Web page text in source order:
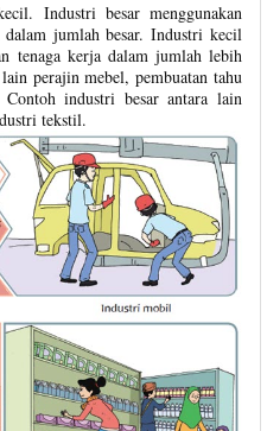
Industri besar menggunakan
jumlah besar. Industri kecil
tenaga kerja dalam jumlah lebih
perajin mebel, pembuatan tahu
industri besar antara lain
tekstil.